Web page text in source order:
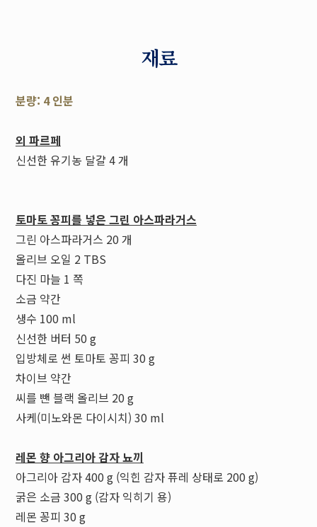
재료
분량: 4 인분
외 파르페
신선한 유기농 달걀 4 개
토마토 꽁피를 넣은 그린 아스파라거스
그린 아스파라거스 20 개
올리브 오일 2 TBS
다진 마늘 1 쪽
소금 약간
생수 100 ml
신선한 버터 50 g
입방체로 썬 토마토 꽁피 30 g
차이브 약간
씨를 뺀 블랙 올리브 20 g
사케(미노와몬 다이시치) 30 ml
레몬 향 아그리아 감자 뇨끼
아그리아 감자 400 g (익힌 감자 퓨레 상태로 200 g)
굵은 소금 300 g (감자 익히기 용)
레몬 꽁피 30 g